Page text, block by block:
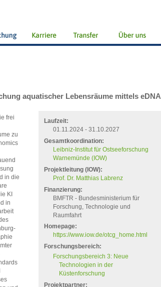
aquatischer Lebensräume mittels eDNA
Laufzeit:
01.11.2024 - 31.10.2027
Gesamtkoordination:
Leibniz-Institut für Ostseeforschung
Warnemünde (IOW)
Projektleitung (IOW):
Prof. Dr. Matthias Labrenz
Finanzierung:
BMFTR - Bundesministerium für
Forschung, Technologie und
Raumfahrt
Homepage:
https://www.iow.de/otcg_home.html
Forschungsbereich:
Forschungsbereich 3: Neue
Technologien in der
Küstenforschung
Projektpartner:
frei
zu
in die
KI
in